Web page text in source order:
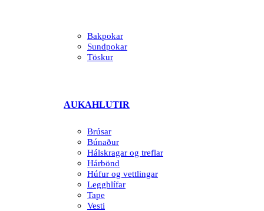
Bakpokar
Sundpokar
Töskur
AUKAHLUTIR
Brúsar
Búnaður
Hálskragar og treflar
Hárbönd
Húfur og vettlingar
Legghlífar
Tape
Vesti